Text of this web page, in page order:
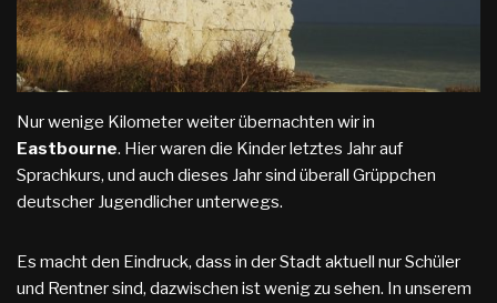
Nur wenige Kilometer weiter übernachten wir in
Eastbourne. Hier waren die Kinder letztes Jahr auf
Sprachkurs, und auch dieses Jahr sind überall Grüppchen
deutscher Jugendlicher unterwegs.
Es macht den Eindruck, dass in der Stadt aktuell nur Schüler
und Rentner sind, dazwischen ist wenig zu sehen. In unserem